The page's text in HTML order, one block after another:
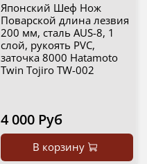
Японский Шеф Нож
Поварской длина лезвия
200 мм, сталь AUS-8, 1
слой, рукоять PVC,
заточка 8000 Hatamoto
Twin Tojiro TW-002
4 000 Руб
В корзину